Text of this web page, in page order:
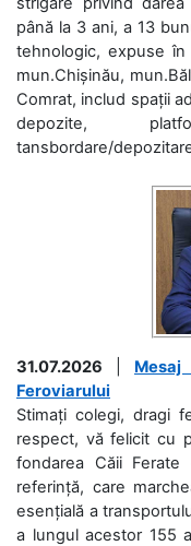
până la 3 ani, a 13
tehnologic, expuse în
mun.Chișinău,
Comrat, includ spații
depozite,
tansbordare/
31.07.2026
Feroviarului
Stimați colegi, dragi
respect, vă felicit cu
fondarea Căii
referință, care
esențială a
a lungul acestor 155